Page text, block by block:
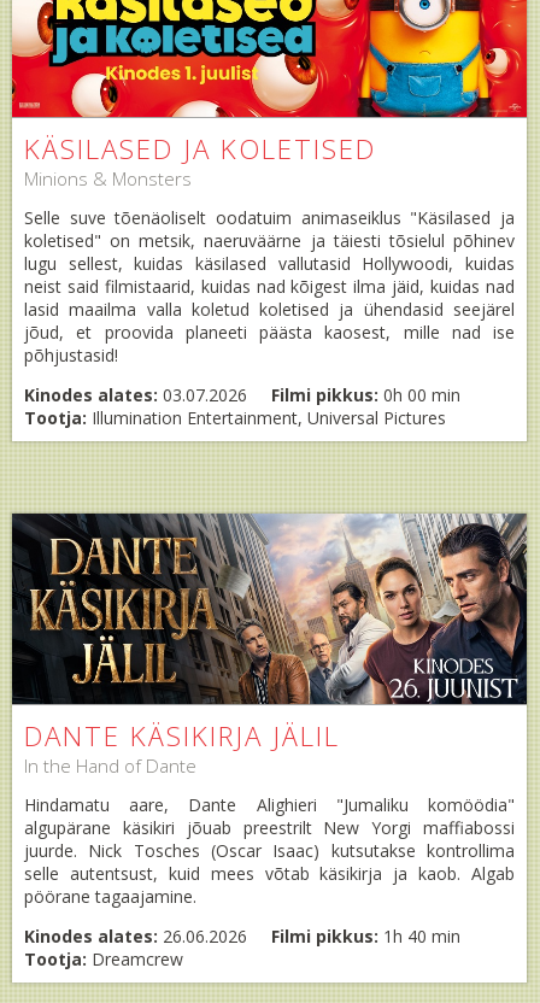
KÄSILASED JA KOLETISED
Minions & Monsters
Selle suve tõenäoliselt oodatuim animaseiklus "Käsilased ja
koletised" on metsik, naeruväärne ja täiesti tõsielul põhinev
lugu sellest, kuidas käsilased vallutasid Hollywoodi, kuidas
neist said filmistaarid, kuidas nad kõigest ilma jäid, kuidas nad
lasid maailma valla koletud koletised ja ühendasid seejärel
jõud, et proovida planeeti päästa kaosest, mille nad ise
põhjustasid!
Kinodes alates: 03.07.2026 Filmi pikkus: 0h 00 min
Tootja: Illumination Entertainment, Universal Pictures
DANTE KÄSIKIRJA JÄLIL
In the Hand of Dante
Hindamatu aare, Dante Alighieri "Jumaliku komöödia"
algupärane käsikiri jõuab preestrilt New Yorgi maffiabossi
juurde. Nick Tosches (Oscar Isaac) kutsutakse kontrollima
selle autentsust, kuid mees võtab käsikirja ja kaob. Algab
pöörane tagaajamine.
Kinodes alates: 26.06.2026 Filmi pikkus: 1h 40 min
Tootja: Dreamcrew